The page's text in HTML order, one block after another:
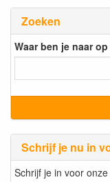
Zoeken
Waar ben je naar
Schrijf je nu in
Schrijf je in voor